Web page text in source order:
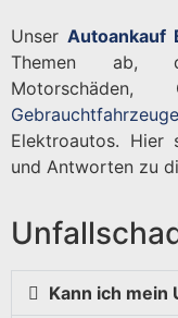
Unser Autoankauf
Themen ab,
Motorschäden,
Gebrauchtfahrzeuge
Elektroautos. Hier
und Antworten zu
Kann ich mein